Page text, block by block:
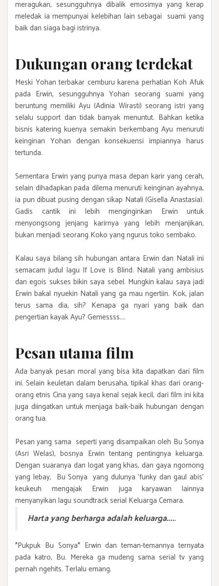
meragukan, sesungguhnya dibalik emosimya yang kerap
meledak ia mempunyai kelebihan lain sebagai suami yang
baik dan siaga bagi istrinya.
Dukungan orang terdekat
Meski Yohan terbakar cemburu karena perhatian Koh Afuk
pada Erwin, sesungguhnya Yohan seorang suami yang
beruntung memiliki Ayu (Adinia Wirasti) seorang istri yang
selalu support dan tidak banyak menuntut. Bahkan ketika
bisnis katering kuenya semakin berkembang Ayu menuruti
keinginan Yohan dengan konsekuensi impiannya harus
tertunda.
Sementara Erwin yang punya masa depan karir yang cerah,
selain dihadapkan pada dilema menuruti keinginan ayahnya,
ia pun dibuat pusing dengan sikap Natali (Gisella Anastasia).
Gadis cantik ini lebih menginginkan Erwin untuk
menyongsong jenjang karirnya yang lebih menjanjikan,
bukan menjadi seorang Koko yang ngurus toko sembako.
Kalau saya bilang sih hubungan antara Erwin dan Natali ini
semacam judul lagu If Love is Blind. Natali yang ambisius
dan egois sukses bikin saya sebel. Mungkin kalau saya jadi
Erwin bakal nyuekin Natali yang ga mau ngertiin. Kok, jalan
terus sama dia, sih? Kenapa ga nyari yang baik dan
pengertian kayak Ayu? Gemessss....
Pesan utama film
Ada banyak pesan moral yang bisa kita dapatkan dari film
ini. Selain keuletan dalam berusaha, tipikal khas dari orang-
orang etnis Cina yang saya kenal sejak kecil, dari film ini kita
juga diingatkan untuk menjaga baik-baik hubungan dengan
orang tua.
Pesan yang sama seperti yang disampaikan oleh Bu Sonya
(Asri Welas), bosnya Erwin tentang pentingnya keluarga.
Dengan suaranya dan logat yang khas, dan gaya ngomong
yang lebay, Bu Sonya yang dulunya 'funky dan gaul abis'
keukeuh mengajak Erwin juga karyawan lainnya
menyanyikan lagu soundtrack serial Keluarga Cemara.
Harta yang berharga adalah keluarga.....
*Pukpuk Bu Sonya* Erwin dan teman-temannya ternyata
pada katro, Bu. Mereka ga mudeng sama serial tv yang
pernah ngehits. Terlalu emang.